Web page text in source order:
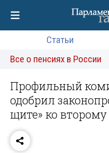
Статьи
Все о пенсиях в России
Профильный
одобрил
щите» ко